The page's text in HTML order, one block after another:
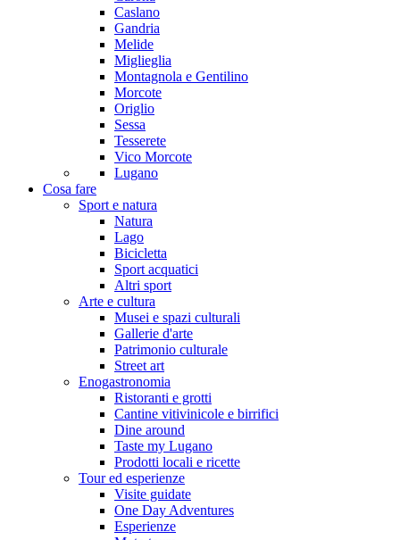
Caslano
Gandria
Melide
Miglieglia
Montagnola e Gentilino
Morcote
Origlio
Sessa
Tesserete
Vico Morcote
Lugano
Cosa fare
Sport e natura
Natura
Lago
Bicicletta
Sport acquatici
Altri sport
Arte e cultura
Musei e spazi culturali
Gallerie d'arte
Patrimonio culturale
Street art
Enogastronomia
Ristoranti e grotti
Cantine vitivinicole e birrifici
Dine around
Taste my Lugano
Prodotti locali e ricette
Tour ed esperienze
Visite guidate
One Day Adventures
Esperienze